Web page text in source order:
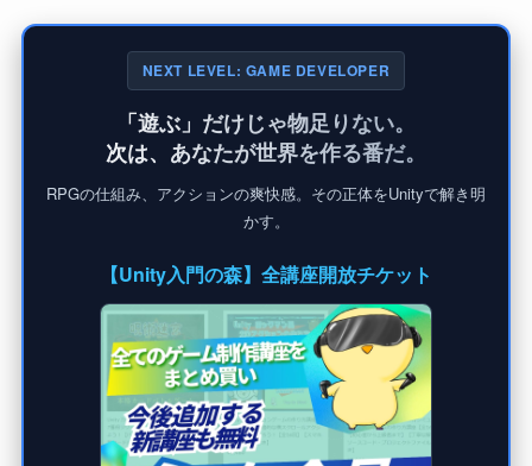
NEXT LEVEL: GAME DEVELOPER
「遊ぶ」だけじゃ物足りない。
次は、あなたが世界を作る番だ。
RPGの仕組み、アクションの爽快感。その正体をUnityで解き明
かす。
【Unity入門の森】全講座開放チケット